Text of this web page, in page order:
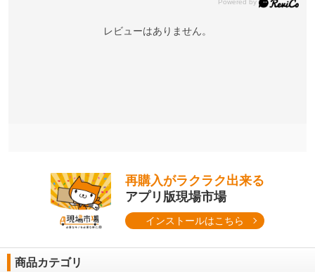
レビューはありません。
再購入がラクラク出来る
アプリ版現場市場
インストールはこちら
商品カテゴリ